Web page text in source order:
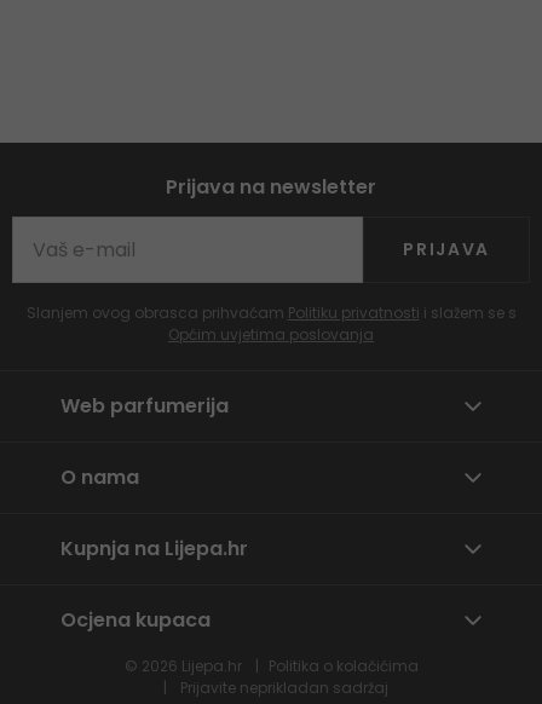
Prijava na newsletter
PRIJAVA
Slanjem ovog obrasca prihvaćam Politiku privatnosti i slažem se s
Općim uvjetima poslovanja
Web parfumerija
O nama
Kupnja na Lijepa.hr
Ocjena kupaca
© 2026 Lijepa.hr
Politika o kolačićima
Prijavite neprikladan sadržaj